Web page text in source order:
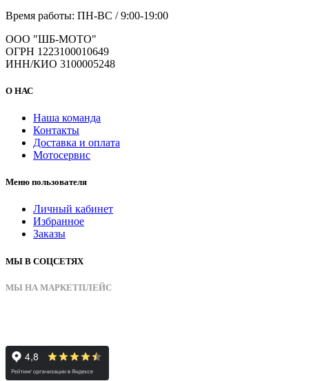
Время работы: ПН-ВС / 9:00-19:00
ООО "ШБ-МОТО"
ОГРН 1223100010649
ИНН/КИО 3100005248
О НАС
Наша команда
Контакты
Доставка и оплата
Мотосервис
Меню пользователя
Личный кабинет
Избранное
Заказы
МЫ В СОЦСЕТЯХ
МЫ НА МАРКЕТПЛЕЙС